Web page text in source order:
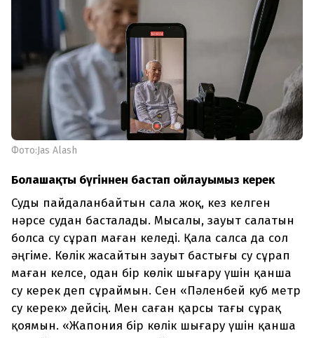
Фото:Jas Alash
Болашақты бүгіннен бастап ойлауымыз керек
Суды пайдаланбайтын сала жоқ, кез келген
нәрсе судан басталады. Мысалы, зауыт салатын
болса су сұрап маған келеді. Қала салса да сол
әңгіме. Көлік жасайтын зауыт бастығы су сұрап
маған келсе, одан бір көлік шығару үшін қанша
су керек деп сұраймын. Сен «Пәленбей куб метр
су керек» дейсің. Мен саған қарсы тағы сұрақ
қоямын. «Жапония бір көлік шығару үшін қанша